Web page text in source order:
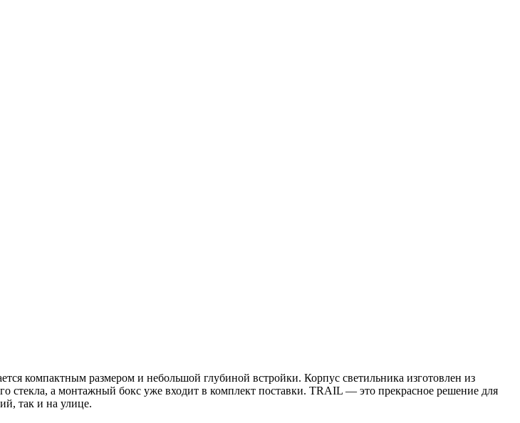
компактным размером и небольшой глубиной встройки. Корпус светильника изготовлен из
стекла, а монтажный бокс уже входит в комплект поставки. TRAIL — это прекрасное решение для
так и на улице.